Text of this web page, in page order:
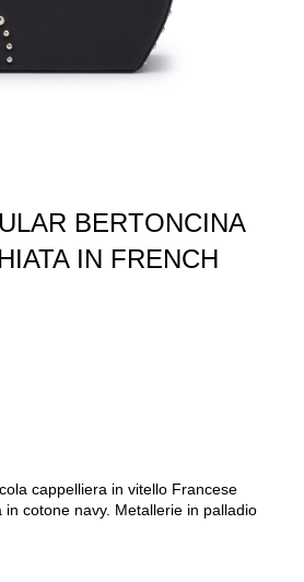
BERTONCINA
IN FRENCH
cappelliera in vitello Francese
cotone navy. Metallerie in palladio